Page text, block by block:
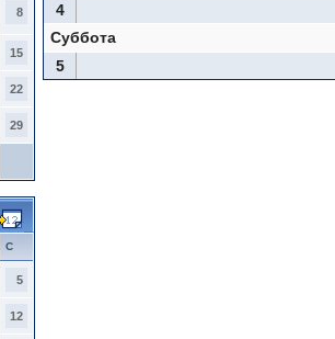
8
15
22
29
С
5
12
4
Суббота
5